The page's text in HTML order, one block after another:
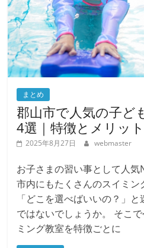
まとめ
郡山市で人気の子ど
4選｜特徴とメリット
お子さまの習い事として人気
市内にもたくさんのスイミ
「どこを選べばいいの？」
ではないでしょうか。 そこ
ミング教室を特徴ごとに